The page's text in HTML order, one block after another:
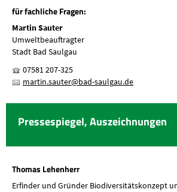
für fachliche Fragen:
Martin Sauter
Umweltbeauftragter
Stadt Bad Saulgau
07581 207-325
m rt n s t r b d-s lg d
Pressespiegel, Auszeichnungen
Thomas Lehenherr
Erfinder und Gründer Biodiversitätskonzept